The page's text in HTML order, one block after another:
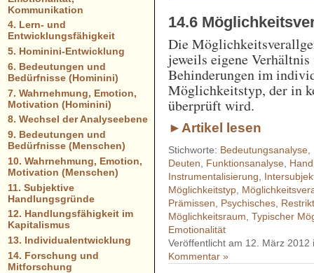
14.6
Die
jeweils eigene
Behinderungen im
Möglichkeitstyp, der in
überprüft wird.
►Artikel lesen
Stichworte: Bedeutungsanalyse
Deuten
Funktionsanalyse
Instrumentalisierung
Möglichkeitstyp
Prämissen
Psychisches
Möglichkeitsraum ,Typischer
Emotionalität
Veröffentlicht am 12. März
Kommentar »
Kommunikation
4. Lern- und
Entwicklungsfähigkeit
5. Hominini-Entwicklung
6. Bedeutungen und
Bedürfnisse (Hominini)
7. Wahrnehmung, Emotion,
Motivation (Hominini)
8. Wechsel der Analyseebene
9. Bedeutungen und
Bedürfnisse (Menschen)
10. Wahrnehmung, Emotion,
Motivation (Menschen)
11. Subjektive
Handlungsgründe
12. Handlungsfähigkeit im
Kapitalismus
13. Individualentwicklung
14. Forschung und
Mitforschung